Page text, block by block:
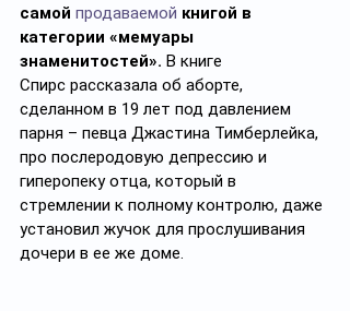
самой продаваемой книгой в
категории «мемуары
знаменитостей». В книге
Спирс рассказала об аборте,
сделанном в 19 лет под давлением
парня – певца Джастина Тимберлейка,
про послеродовую депрессию и
гиперопеку отца, который в
стремлении к полному контролю, даже
установил жучок для прослушивания
дочери в ее же доме.